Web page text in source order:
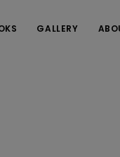
GALLERY